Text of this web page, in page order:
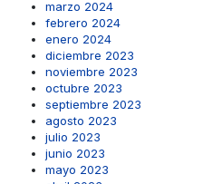
marzo 2024
febrero 2024
enero 2024
diciembre 2023
noviembre 2023
octubre 2023
septiembre 2023
agosto 2023
julio 2023
junio 2023
mayo 2023